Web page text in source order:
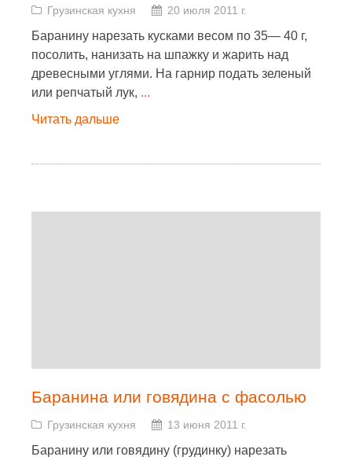
Грузинская кухня 20 июля 2011 г.
Баранину нарезать кусками весом по 35— 40 г,
посолить, нанизать на шпажку и жарить над
древесными углями. На гарнир подать зеленый
или репчатый лук, ...
Читать дальше
Баранина или говядина с фасолью
Грузинская кухня 13 июня 2011 г.
Баранину или говядину (грудинку) нарезать